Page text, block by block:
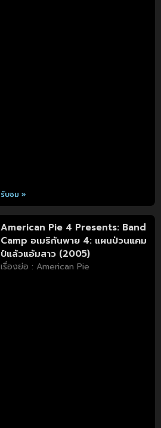
รับชม »
American Pie 4 Presents: Band
Camp อเมริกันพาย 4: แผนป่วนแคม
ป์แล้วแอ้มสาว (2005)
เรื่องย่อ : American Pie